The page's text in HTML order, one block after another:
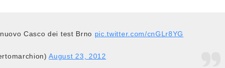
Casco dei test Brno pic.twitter.com/cnGLr8YG
August 23, 2012